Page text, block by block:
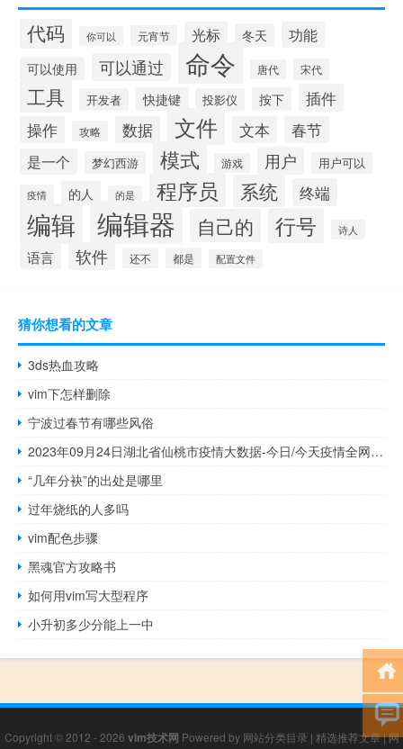
代码 你可以 元宵节 光标 冬天 功能
可以使用 可以通过 命令 唐代 宋代
工具 开发者 快捷键 投影仪 按下 插件
操作 攻略 数据 文件 文本 春节
是一个 梦幻西游 模式 游戏 用户 用户可以
疫情 的人 的是 程序员 系统 终端
编辑 编辑器 自己的 行号 诗人
语言 软件 还不 都是 配置文件
猜你想看的文章
3ds热血攻略
vim下怎样删除
宁波过春节有哪些风俗
2023年09月24日湖北省仙桃市疫情大数据-今日/今天疫情全网搜索最新实时消息动态情况通知播报
“几年分袂”的出处是哪里
过年烧纸的人多吗
vim配色步骤
黑魂官方攻略书
如何用vim写大型程序
小升初多少分能上一中
Copyright © 2012 - 2026 vim技术网 Powered by 网站分类目录 | 精选推荐文章|网